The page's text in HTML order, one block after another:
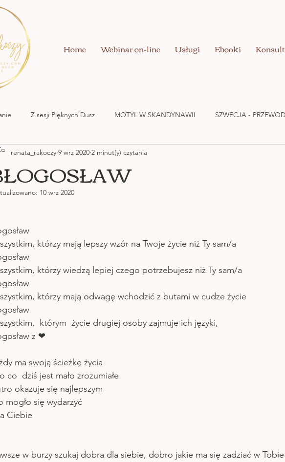
Home Webinar on-line Usługi Ebooki
Z sesji Pięknych Dusz MOTYL W SKANDYNAWII SZWECJA -
MIŁOWANIA UZDRAWIANIE CIAŁA
renata_rakoczy 9 wrz 2020 2 minut(y) czytania
10 wrz 2020
którzy mają lepszy wzór na Twoje życie niż Ty sam/a
którzy wiedzą lepiej czego potrzebujesz niż Ty sam/a
którzy mają odwagę wchodzić z butami w cudze życie
którym  życie drugiej osoby zajmuje ich języki,
z ❤
ma swoją ścieżkę życia
co  dziś jest mało zrozumiałe
okazuje się najlepszym
mogło się wydarzyć
Ciebie
w burzy szukaj dobra dla siebie, dobro jakie ma się zadziać w